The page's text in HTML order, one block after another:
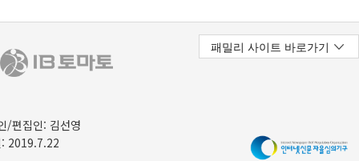
/편집인: 김선영
2019.7.22